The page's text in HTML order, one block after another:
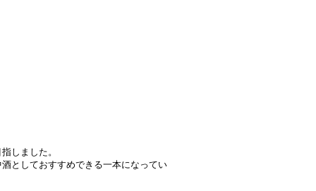
しました。
としておすすめできる一本になってい